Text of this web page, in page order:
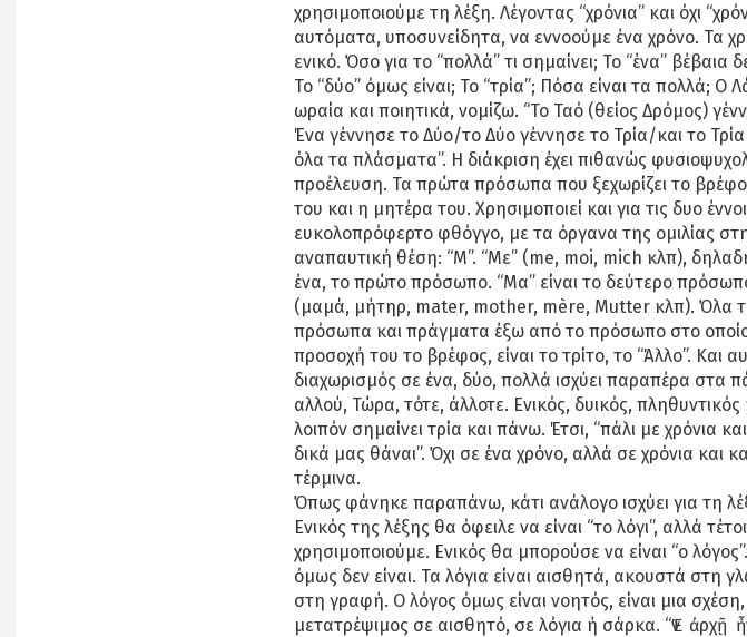
χρησιμοποιούμε τη λέξη. Λέγοντας “χρόνια” και όχι
αυτόματα, υποσυνείδητα, να εννοούμε ένα χρόνο. Τα
ενικό. Όσο για το “πολλά” τι σημαίνει; Το “ένα” βέβαια
Το “δύο” όμως είναι; Το “τρία”; Πόσα είναι τα πολλά; Ο
ωραία και ποιητικά, νομίζω. “Το Ταό (θείος Δρόμος)
Ένα γέννησε το Δύο/το Δύο γέννησε το Τρία/και το
όλα τα πλάσματα”. Η διάκριση έχει πιθανώς
προέλευση. Τα πρώτα πρόσωπα που ξεχωρίζει το
του και η μητέρα του. Χρησιμοποιεί και για τις δυο
ευκολοπρόφερτο φθόγγο, με τα όργανα της ομιλίας
αναπαυτική θέση: “Μ”. “Με” (me, moi, mich κλπ),
ένα, το πρώτο πρόσωπο. “Μα” είναι το δεύτερο
(μαμά, μήτηρ, mater, mother, mère, Mutter κλπ). Όλα
πρόσωπα και πράγματα έξω από το πρόσωπο στο οποίο
προσοχή του το βρέφος, είναι το τρίτο, το “Άλλο”. Και
διαχωρισμός σε ένα, δύο, πολλά ισχύει παραπέρα στα
αλλού, Τώρα, τότε, άλλοτε. Ενικός, δυικός,
λοιπόν σημαίνει τρία και πάνω. Έτσι, “πάλι με χρόνια
δικά μας θάναι”. Όχι σε ένα χρόνο, αλλά σε χρόνια και
τέρμινα.
Όπως φάνηκε παραπάνω, κάτι ανάλογο ισχύει για τη
Ενικός της λέξης θα όφειλε να είναι “το λόγι”, αλλά
χρησιμοποιούμε. Ενικός θα μπορούσε να είναι “ο
όμως δεν είναι. Τα λόγια είναι αισθητά, ακουστά στη
στη γραφή. Ο λόγος όμως είναι νοητός, είναι μια
μετατρέψιμος σε αισθητό, σε λόγια ή σάρκα. “Ἐν ἀρχῇ